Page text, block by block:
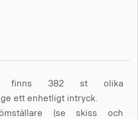
finns 382 st olika
ett enhetligt intryck.
(se skiss och